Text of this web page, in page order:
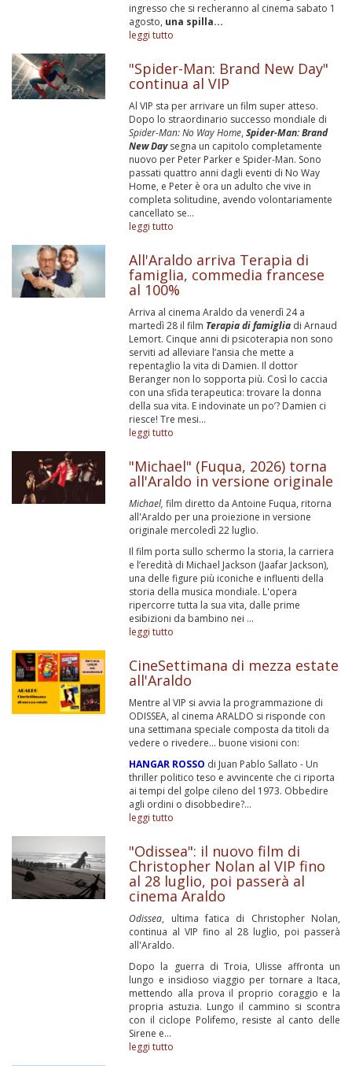
ingresso che si recheranno al cinema sabato 1
agosto, una spilla...
leggi tutto
"Spider-Man: Brand New Day"
continua al VIP
Al VIP sta per arrivare un film super atteso.
Dopo lo straordinario successo mondiale di
Spider-Man: No Way Home,Spider-Man: Brand
New Daysegna un capitolo completamente
nuovo per Peter Parker e Spider-Man. Sono
passati quattro anni dagli eventi di No Way
Home, e Peter è ora un adulto che vive in
completa solitudine, avendo volontariamente
cancellato se...
leggi tutto
All'Araldo arriva Terapia di
famiglia, commedia francese
al 100%
Arriva al cinema Araldo da venerdì 24 a
martedì 28 il film Terapia di famiglia di Arnaud
Lemort. Cinque anni di psicoterapia non sono
serviti ad alleviare l’ansia che mette a
repentaglio la vita di Damien. Il dottor
Beranger non lo sopporta più. Così lo caccia
con una sfida terapeutica: trovare la donna
della sua vita. E indovinate un po’? Damien ci
riesce! Tre mesi...
leggi tutto
"Michael" (Fuqua, 2026) torna
all'Araldo in versione originale
Michael, film diretto da Antoine Fuqua, ritorna
all'Araldo per una proiezione in versione
originale mercoledì 22 luglio.
Il film porta sullo schermo la storia, la carriera
e l’eredità di Michael Jackson (Jaafar Jackson),
una delle figure più iconiche e influenti della
storia della musica mondiale. L'opera
ripercorre tutta la sua vita, dalle prime
esibizioni da bambino nei ...
leggi tutto
CineSettimana di mezza estate
all'Araldo
Mentre al VIP si avvia la programmazione di
ODISSEA, al cinema ARALDO si risponde con
una settimana speciale composta da titoli da
vedere o rivedere... buone visioni con:
HANGAR ROSSO di Juan Pablo Sallato - Un
thriller politico teso e avvincente che ci riporta
ai tempi del golpe cileno del 1973. Obbedire
agli ordini o disobbedire?...
leggi tutto
"Odissea": il nuovo film di
Christopher Nolan al VIP fino
al 28 luglio, poi passerà al
cinema Araldo
Odissea, ultima fatica di Christopher Nolan,
continua al VIP fino al 28 luglio, poi passerà
all'Araldo.
Dopo la guerra di Troia, Ulisse affronta un
lungo e insidioso viaggio per tornare a Itaca,
mettendo alla prova il proprio coraggio e la
propria astuzia. Lungo il cammino si scontra
con il ciclope Polifemo, resiste al canto delle
Sirene e...
leggi tutto